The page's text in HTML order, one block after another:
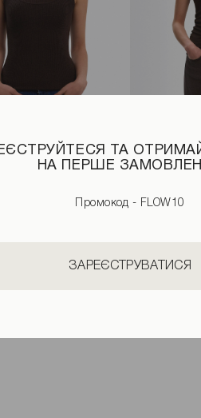
ТА
НА ПЕРШЕ
Промокод - FLOW10
ЗАРЕЄСТРУВАТИСЯ
кольору
1290 UAH